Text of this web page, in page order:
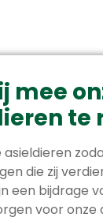
mee
te
asieldieren
die zij
een bijdrage
voor onze